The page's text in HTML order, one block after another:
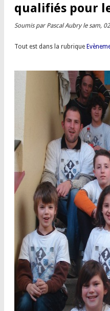
qualifiés pour
Soumis par Pascal Aubryle sam,
Tout est dans la rubrique